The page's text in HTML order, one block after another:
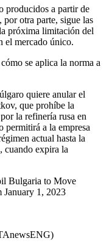
producidos a partir de
otra parte, sigue las
próxima limitación del
el mercado único.
se aplica la norma a
quiere anular el
que prohíbe la
la refinería rusa en
permitirá a la empresa
actual hasta la
cuando expira la
Bulgaria to Move
January 1, 2023